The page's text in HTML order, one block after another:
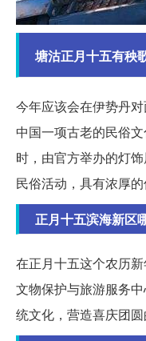
塘沽正月十五有秧
今年应该会在伊势丹
中国一项古老的民俗
时，由官方举办的灯
民俗活动，具有浓厚的
正月十五滨海新区
在正月十五这个农历
文物保护与旅游服务
统文化，营造喜庆团圆